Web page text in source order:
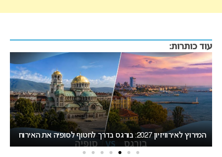
עוד כותרות:
אירוויזיון 2027 עשוי לאמץ שיטת הצבעה חדשה שתפגע
בישראל